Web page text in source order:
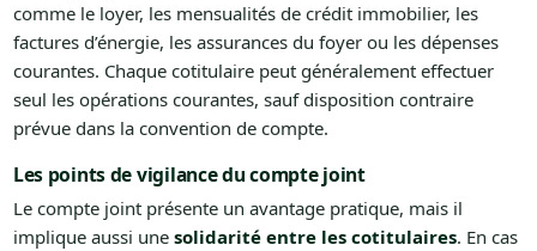
comme le loyer, les mensualités de crédit immobilier, les
factures d’énergie, les assurances du foyer ou les dépenses
courantes. Chaque cotitulaire peut généralement effectuer
seul les opérations courantes, sauf disposition contraire
prévue dans la convention de compte.
Les points de vigilance du compte joint
Le compte joint présente un avantage pratique, mais il
implique aussi une solidarité entre les cotitulaires. En cas